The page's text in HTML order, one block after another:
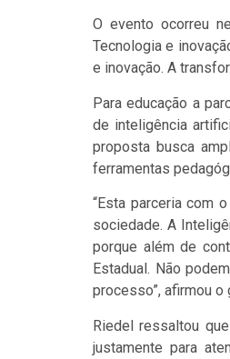
O evento ocorreu
Tecnologia e
e inovação. A
Para educação a
de inteligência
proposta busca
ferramentas
“Esta parceria com
sociedade. A
porque além de
Estadual. Não
processo”, afirmou o
Riedel ressaltou
justamente para